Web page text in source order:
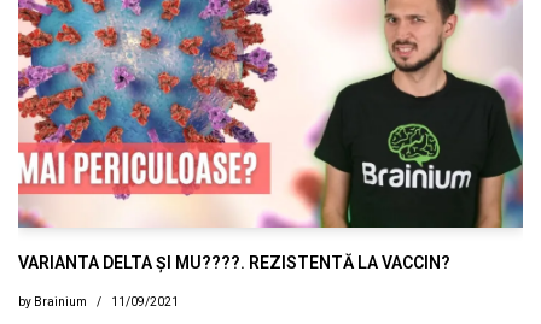
VARIANTA DELTA ȘI MU????. REZISTENTĂ LA VACCIN?
by Brainium 11/09/2021